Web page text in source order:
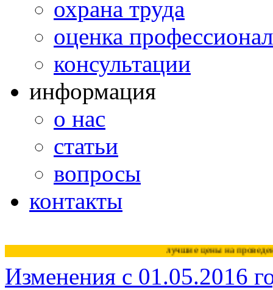
охрана труда
оценка
консультации
информация
о нас
статьи
вопросы
контакты
лучшие цены на
Изменения с 01.05.2016